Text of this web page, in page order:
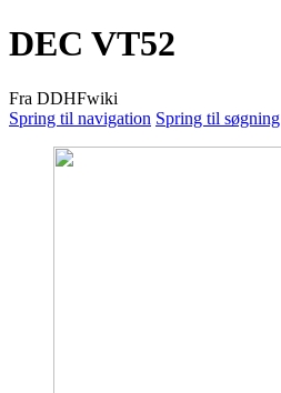
DEC VT52
Fra DDHFwiki
Spring til navigation Spring til søgning